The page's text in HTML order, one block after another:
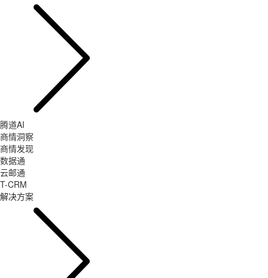
腾道AI
商情洞察
商情发现
数据通
云邮通
T-CRM
解决方案